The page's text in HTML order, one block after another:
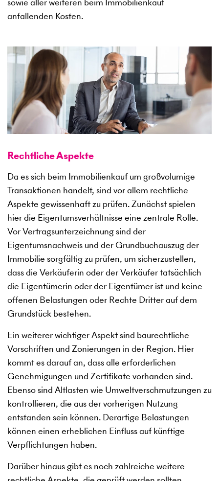
anfallenden Kosten.
Rechtliche Aspekte
Da es sich beim Immobilienkauf um großvolumige
Transaktionen handelt, sind vor allem rechtliche
Aspekte gewissenhaft zu prüfen. Zunächst spielen
hier die Eigentumsverhältnisse eine zentrale Rolle.
Vor Vertragsunterzeichnung sind der
Eigentumsnachweis und der Grundbuchauszug der
Immobilie sorgfältig zu prüfen, um sicherzustellen,
dass die Verkäuferin oder der Verkäufer tatsächlich
die Eigentümerin oder der Eigentümer ist und keine
offenen Belastungen oder Rechte Dritter auf dem
Grundstück bestehen.
Ein weiterer wichtiger Aspekt sind baurechtliche
Vorschriften und Zonierungen in der Region. Hier
kommt es darauf an, dass alle erforderlichen
Genehmigungen und Zertifikate vorhanden sind.
Ebenso sind Altlasten wie Umweltverschmutzungen zu
kontrollieren, die aus der vorherigen Nutzung
entstanden sein können. Derartige Belastungen
können einen erheblichen Einfluss auf künftige
Verpflichtungen haben.
Darüber hinaus gibt es noch zahlreiche weitere